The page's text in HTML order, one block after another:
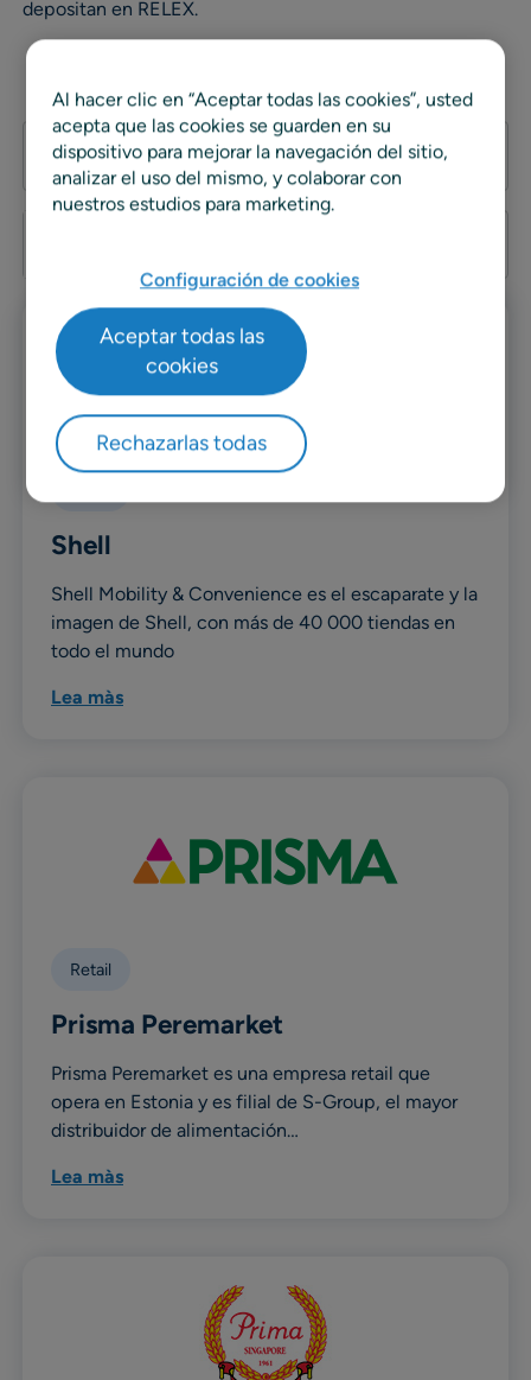
depositan en RELEX.
Lista de filtros
Shell
Shell Mobility & Convenience es el escaparate y la
imagen de Shell, con más de 40 000 tiendas en
todo el mundo
Lea màs
Retail
Prisma Peremarket
Prisma Peremarket es una empresa retail que
opera en Estonia y es filial de S-Group, el mayor
distribuidor de alimentación…
Lea màs
Al hacer clic en “Aceptar todas las cookies”, usted
acepta que las cookies se guarden en su
dispositivo para mejorar la navegación del sitio,
analizar el uso del mismo, y colaborar con
nuestros estudios para marketing.
Configuración de cookies
Rechazarlas todas
Aceptar todas las
cookies